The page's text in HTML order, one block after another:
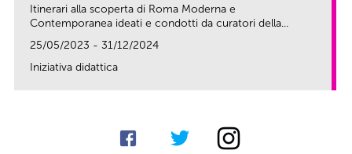
Itinerari alla scoperta di Roma Moderna e
Contemporanea ideati e condotti da curatori della...
25/05/2023 - 31/12/2024
Iniziativa didattica